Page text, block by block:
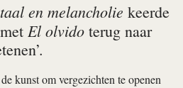
en melancholie keerde
El olvido terug naar
kunst om vergezichten te openen